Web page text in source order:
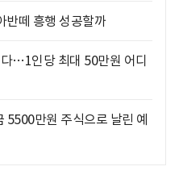
반떼 흥행 성공할까
…1인당 최대 50만원 어디
만원 주식으로 날린 예